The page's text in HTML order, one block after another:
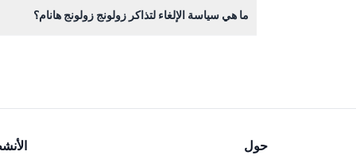
ما هي سياسة الإلغاء لتذاكر زولونج زولونج هانام؟
حول